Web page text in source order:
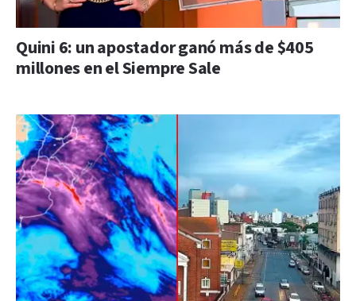
Quini 6: un apostador ganó más de $405
millones en el Siempre Sale